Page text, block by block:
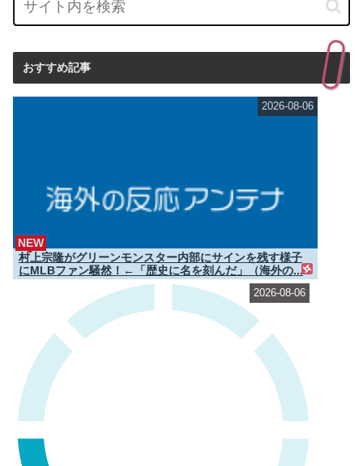
おすすめ記事
村上宗隆がグリーンモンスター内部にサインを残す様子
にMLBファン騒然！←「歴史に名を刻んだ」（海外の...
NEW
2026-08-06
2026-08-06